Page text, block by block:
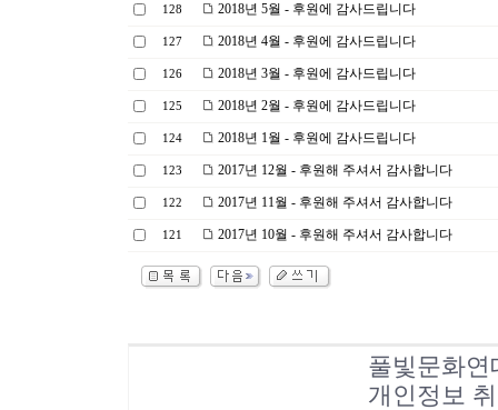
128 2018년 5월 - 후원에 감사드립니다
127 2018년 4월 - 후원에 감사드립니다
126 2018년 3월 - 후원에 감사드립니다
125 2018년 2월 - 후원에 감사드립니다
124 2018년 1월 - 후원에 감사드립니다
123 2017년 12월 - 후원해 주셔서 감사합니다
122 2017년 11월 - 후원해 주셔서 감사합니다
121 2017년 10월 - 후원해 주셔서 감사합니다
풀빛문화연
개인정보